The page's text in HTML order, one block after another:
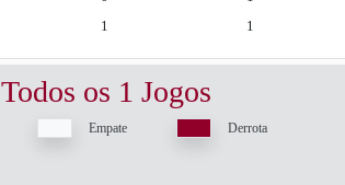
1 1
Todos os 1 Jogos
Empate Derrota